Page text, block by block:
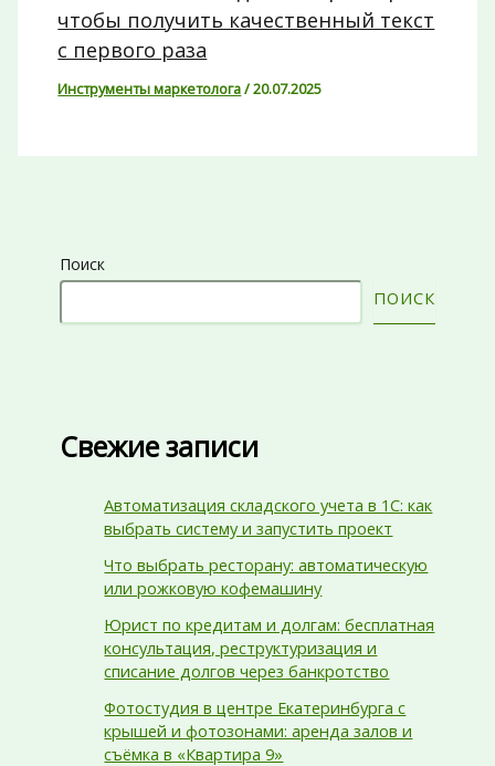
чтобы получить качественный текст
с первого раза
Инструменты маркетолога/20.07.2025
Поиск
ПОИСК
Свежие записи
Автоматизация складского учета в 1С: как
выбрать систему и запустить проект
Что выбрать ресторану: автоматическую
или рожковую кофемашину
Юрист по кредитам и долгам: бесплатная
консультация, реструктуризация и
списание долгов через банкротство
Фотостудия в центре Екатеринбурга с
крышей и фотозонами: аренда залов и
съёмка в «Квартира 9»